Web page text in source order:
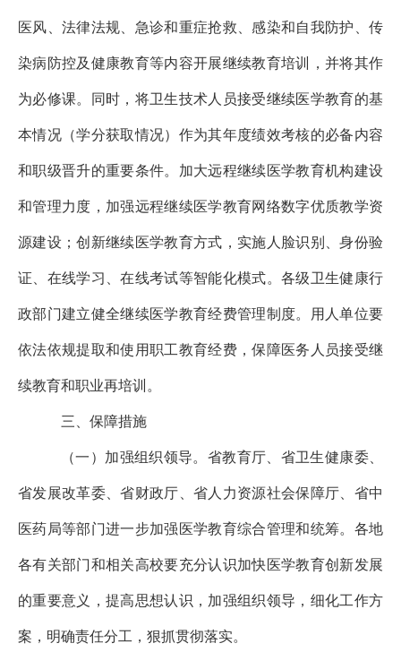
医风、法律法规、急诊和重症抢救、感染和自我防护、传
染病防控及健康教育等内容开展继续教育培训，并将其作
为必修课。同时，将卫生技术人员接受继续医学教育的基
本情况（学分获取情况）作为其年度绩效考核的必备内容
和职级晋升的重要条件。加大远程继续医学教育机构建设
和管理力度，加强远程继续医学教育网络数字优质教学资
源建设；创新继续医学教育方式，实施人脸识别、身份验
证、在线学习、在线考试等智能化模式。各级卫生健康行
政部门建立健全继续医学教育经费管理制度。用人单位要
依法依规提取和使用职工教育经费，保障医务人员接受继
续教育和职业再培训。
三、保障措施
（一）加强组织领导。省教育厅、省卫生健康委、
省发展改革委、省财政厅、省人力资源社会保障厅、省中
医药局等部门进一步加强医学教育综合管理和统筹。各地
各有关部门和相关高校要充分认识加快医学教育创新发展
的重要意义，提高思想认识，加强组织领导，细化工作方
案，明确责任分工，狠抓贯彻落实。